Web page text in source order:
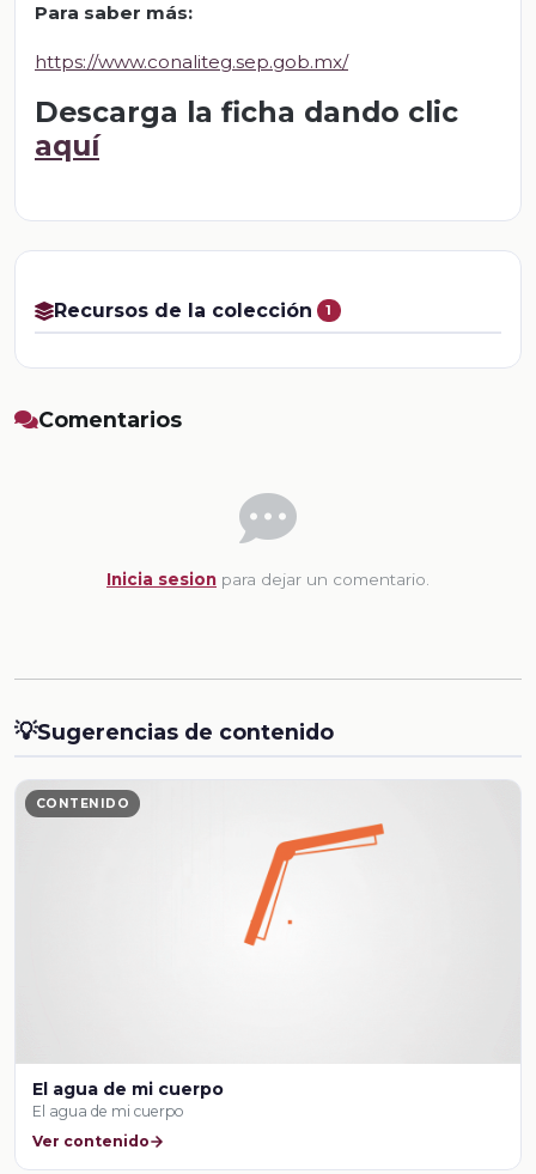
Para saber más:
https://www.conaliteg.sep.gob.mx/
Descarga la ficha dando clic
aquí
Recursos de la colección 1
Comentarios
Inicia sesion para dejar un comentario.
💡Sugerencias de contenido
CONTENIDO
El agua de mi cuerpo
El agua de mi cuerpo
Ver contenido